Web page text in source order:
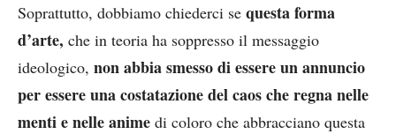
Soprattutto, dobbiamo chiederci se questa forma
d’arte, che in teoria ha soppresso il messaggio
ideologico, non abbia smesso di essere un annuncio
per essere una costatazione del caos che regna nelle
menti e nelle anime di coloro che abbracciano questa